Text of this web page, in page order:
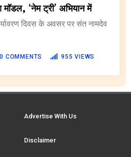
मॉडल, ‘नेम ट्री’ अभियान में
दिवस के अवसर पर संत नामदेव
0 COMMENTS 955 VIEWS
Advertise With Us
Disclaimer